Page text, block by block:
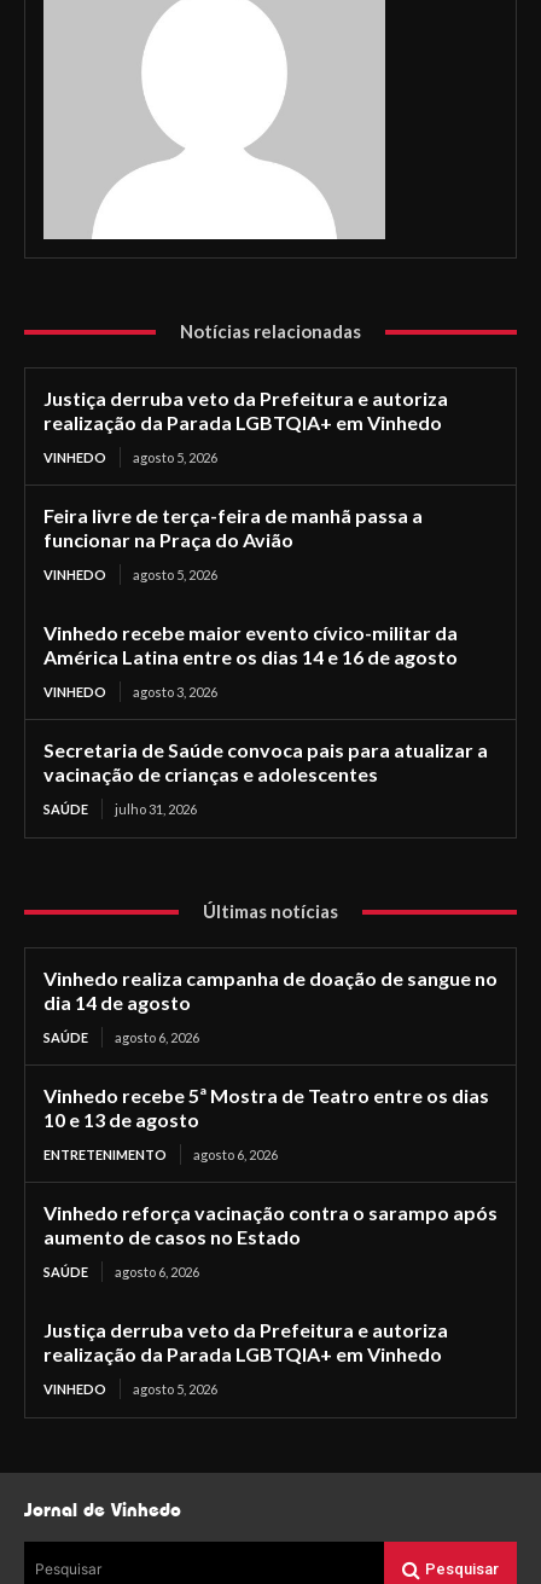
Notícias relacionadas
Justiça derruba veto da Prefeitura e autoriza
realização da Parada LGBTQIA+ em Vinhedo
VINHEDO agosto 5, 2026
Feira livre de terça-feira de manhã passa a
funcionar na Praça do Avião
VINHEDO agosto 5, 2026
Vinhedo recebe maior evento cívico-militar da
América Latina entre os dias 14 e 16 de agosto
VINHEDO agosto 3, 2026
Secretaria de Saúde convoca pais para atualizar a
vacinação de crianças e adolescentes
SAÚDE julho 31, 2026
Últimas notícias
Vinhedo realiza campanha de doação de sangue no
dia 14 de agosto
SAÚDE agosto 6, 2026
Vinhedo recebe 5ª Mostra de Teatro entre os dias
10 e 13 de agosto
ENTRETENIMENTO agosto 6, 2026
Vinhedo reforça vacinação contra o sarampo após
aumento de casos no Estado
SAÚDE agosto 6, 2026
Justiça derruba veto da Prefeitura e autoriza
realização da Parada LGBTQIA+ em Vinhedo
VINHEDO agosto 5, 2026
Jornal de Vinhedo
Pesquisar Pesquisar